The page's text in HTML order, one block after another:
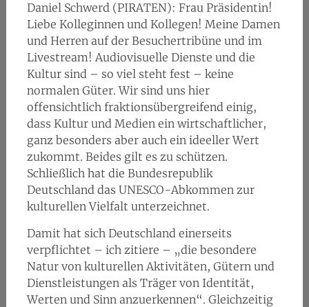
Daniel Schwerd (PIRATEN): Frau Präsidentin!
Liebe Kolleginnen und Kollegen! Meine Damen
und Herren auf der Besuchertribüne und im
Livestream! Audiovisuelle Dienste und die
Kultur sind – so viel steht fest – keine
normalen Güter. Wir sind uns hier
offensichtlich fraktionsübergreifend einig,
dass Kultur und Medien ein wirtschaftlicher,
ganz besonders aber auch ein ideeller Wert
zukommt. Beides gilt es zu schützen.
Schließlich hat die Bundesrepublik
Deutschland das UNESCO-Abkommen zur
kulturellen Vielfalt unterzeichnet.
Damit hat sich Deutschland einerseits
verpflichtet – ich zitiere – „die besondere
Natur von kulturellen Aktivitäten, Gütern und
Dienstleistungen als Träger von Identität,
Werten und Sinn anzuerkennen“. Gleichzeitig